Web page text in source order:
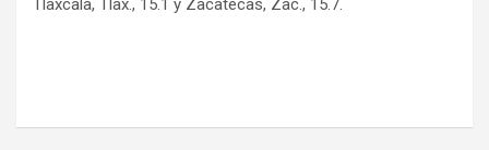
Tlaxcala, Tlax., 15.1 y Zacatecas, Zac., 15.7.